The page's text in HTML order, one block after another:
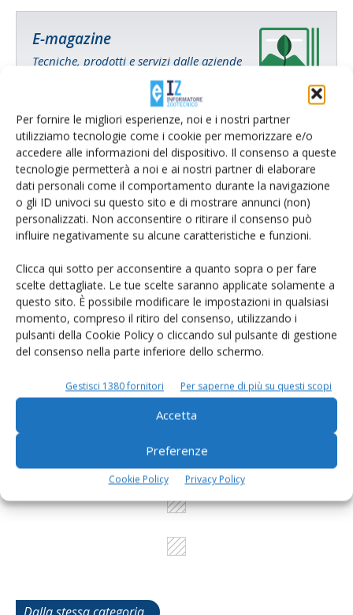
Per fornire le migliori esperienze, noi e i nostri partner
utilizziamo tecnologie come i cookie per memorizzare e/o
accedere alle informazioni del dispositivo. Il consenso a queste
tecnologie permetterà a noi e ai nostri partner di elaborare
dati personali come il comportamento durante la navigazione
o gli ID univoci su questo sito e di mostrare annunci (non)
personalizzati. Non acconsentire o ritirare il consenso può
influire negativamente su alcune caratteristiche e funzioni.
Clicca qui sotto per acconsentire a quanto sopra o per fare
scelte dettagliate. Le tue scelte saranno applicate solamente a
questo sito. È possibile modificare le impostazioni in qualsiasi
momento, compreso il ritiro del consenso, utilizzando i
pulsanti della Cookie Policy o cliccando sul pulsante di gestione
del consenso nella parte inferiore dello schermo.
Gestisci 1380 fornitori Per saperne di più su questi scopi
Accetta
Preferenze
Cookie Policy Privacy Policy
E-magazine
Tecniche, prodotti e servizi dalle aziende
Catalogo Aziende e Prodotti
Un modo semplice per cercare un'azienda o un
Cerca adesso
L'Esperto risponde
I consigli di Terra e Vita agli agricoltori